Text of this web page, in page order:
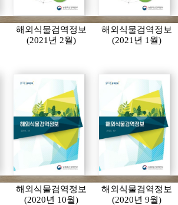
해외식물검역정보
(2021년 2월)
해외식물검역정보
(2021년 1월)
해외식물검역정보
(2020년 10월)
해외식물검역정보
(2020년 9월)